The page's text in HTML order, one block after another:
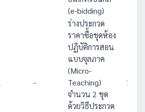
(e-bidding)
-
ร่างประกวด
ราคาซื้อชุดห้อง
ปฏิบัติการสอน
แบบจุลภาค
(Micro-
Teaching)
จำนวน 2 ชุด
ด้วยวิธีประกวด